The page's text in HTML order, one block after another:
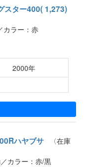
スター400( 1,273)
カラー：赤
2000年
ハヤブサ
〈在庫
カラー：赤/黒